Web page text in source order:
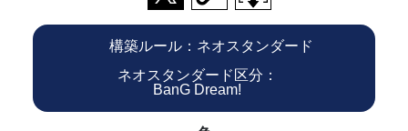
構築ルール：ネオスタンダード
ネオスタンダード区分：
BanG Dream!